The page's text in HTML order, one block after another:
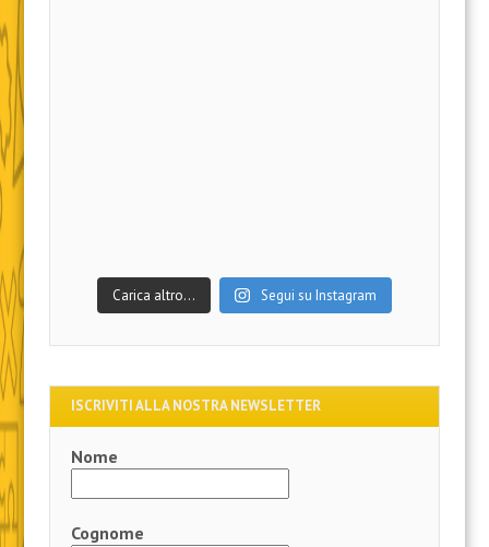
Carica altro… Segui su Instagram
ISCRIVITI ALLA NOSTRA NEWSLETTER
Nome
Cognome